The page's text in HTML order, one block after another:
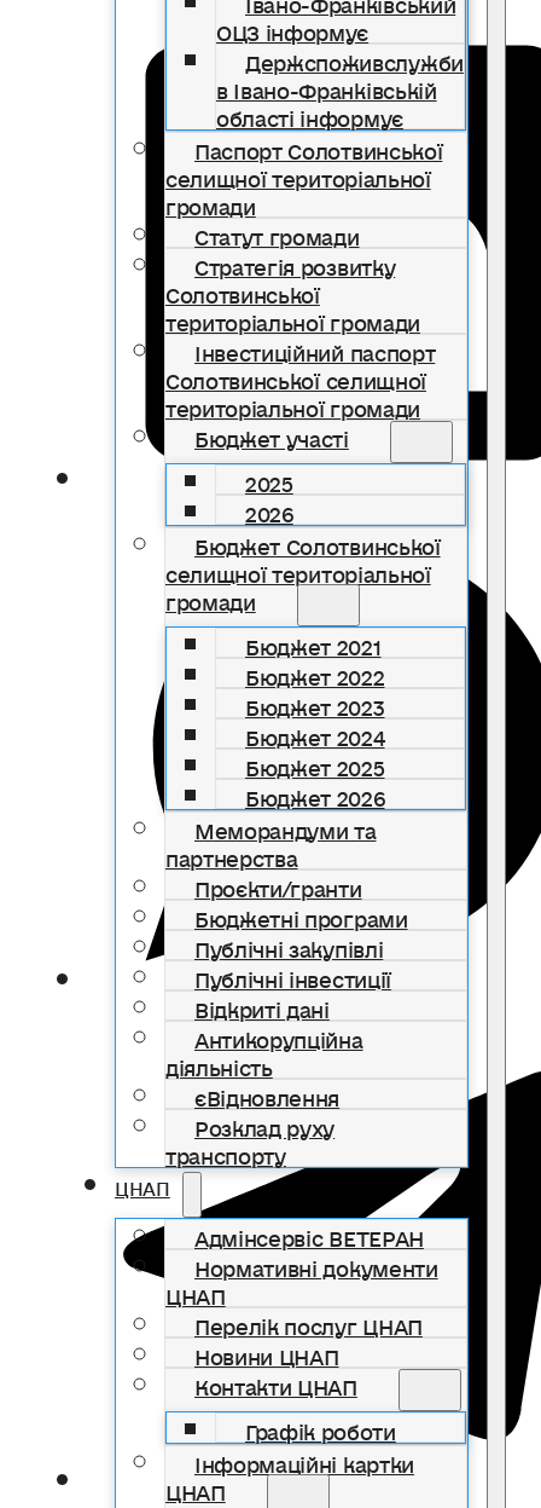
ОЦЗ інформує
Держспоживслужби
в Івано-Франківській
області інформує
Паспорт Солотвинської
селищної територіальної
громади
Статут громади
Стратегія розвитку
Солотвинської
територіальної громади
Інвестиційний паспорт
Солотвинської селищної
територіальної громади
Бюджет участі
2025
2026
Бюджет Солотвинської
селищної територіальної
громади
Бюджет 2021
Бюджет 2022
Бюджет 2023
Бюджет 2024
Бюджет 2025
Бюджет 2026
Меморандуми та
партнерства
Проєкти/гранти
Бюджетні програми
Публічні закупівлі
Публічні інвестиції
Відкриті дані
Антикорупційна
діяльність
єВідновлення
Розклад руху
транспорту
ЦНАП
Адмінсервіс ВЕТЕРАН
Нормативні документи
ЦНАП
Перелік послуг ЦНАП
Новини ЦНАП
Контакти ЦНАП
Графік роботи
Інформаційні картки
ЦНАП